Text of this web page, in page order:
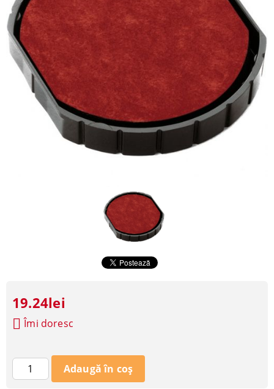
19.24lei
Îmi doresc